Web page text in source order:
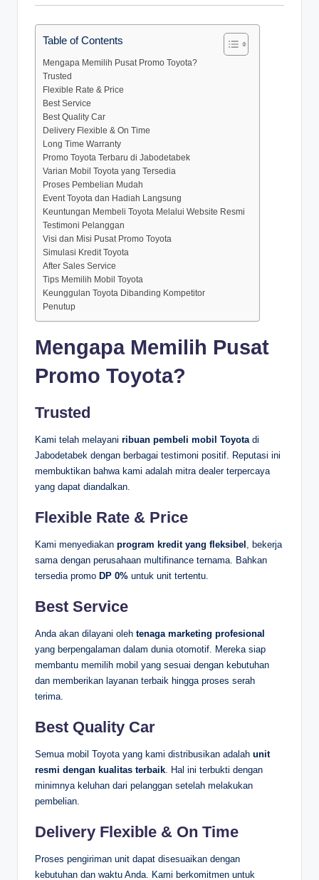
Table of Contents
Mengapa Memilih Pusat Promo Toyota?
Trusted
Flexible Rate & Price
Best Service
Best Quality Car
Delivery Flexible & On Time
Long Time Warranty
Promo Toyota Terbaru di Jabodetabek
Varian Mobil Toyota yang Tersedia
Proses Pembelian Mudah
Event Toyota dan Hadiah Langsung
Keuntungan Membeli Toyota Melalui Website Resmi
Testimoni Pelanggan
Visi dan Misi Pusat Promo Toyota
Simulasi Kredit Toyota
After Sales Service
Tips Memilih Mobil Toyota
Keunggulan Toyota Dibanding Kompetitor
Penutup
Mengapa Memilih Pusat
Promo Toyota?
Trusted
Kami telah melayani ribuan pembeli mobil Toyota di
Jabodetabek dengan berbagai testimoni positif. Reputasi ini
membuktikan bahwa kami adalah mitra dealer terpercaya
yang dapat diandalkan.
Flexible Rate & Price
Kami menyediakan program kredit yang fleksibel
, bekerja
sama dengan perusahaan multifinance ternama. Bahkan
tersedia promo DP 0% untuk unit tertentu.
Best Service
Anda akan dilayani oleh tenaga marketing profesional
yang berpengalaman dalam dunia otomotif. Mereka siap
membantu memilih mobil yang sesuai dengan kebutuhan
dan memberikan layanan terbaik hingga proses serah
terima.
Best Quality Car
Semua mobil Toyota yang kami distribusikan adalah unit
resmi dengan kualitas terbaik . Hal ini terbukti dengan
minimnya keluhan dari pelanggan setelah melakukan
pembelian.
Delivery Flexible & On Time
Proses pengiriman unit dapat disesuaikan dengan
kebutuhan dan waktu Anda. Kami berkomitmen untuk